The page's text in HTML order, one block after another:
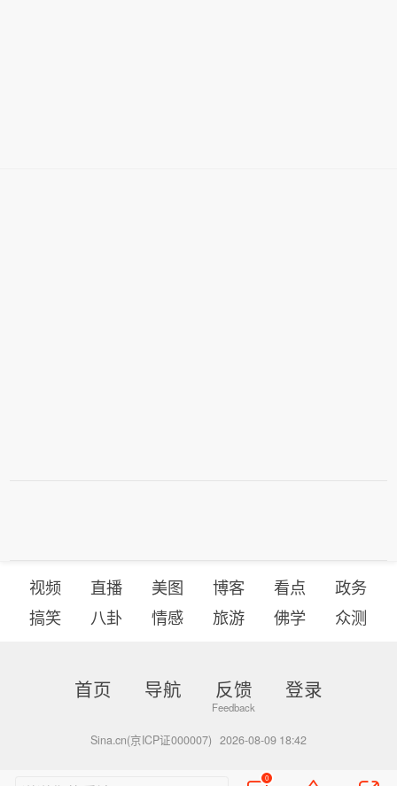
视频 直播 美图 博客 看点
政务
搞笑
八卦 情感 旅游 佛学 众测
首页 导航 反馈 登录
Sina.cn(京ICP证000007) 2026-08-09 18:42
0